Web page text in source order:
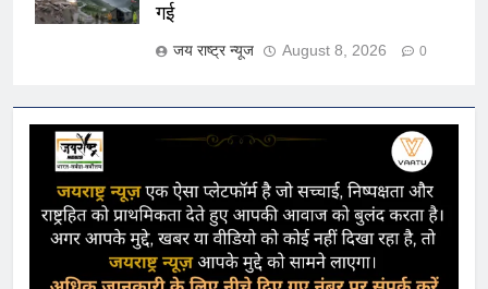
गई
जय राष्ट्र न्यूज August 8, 2026 0